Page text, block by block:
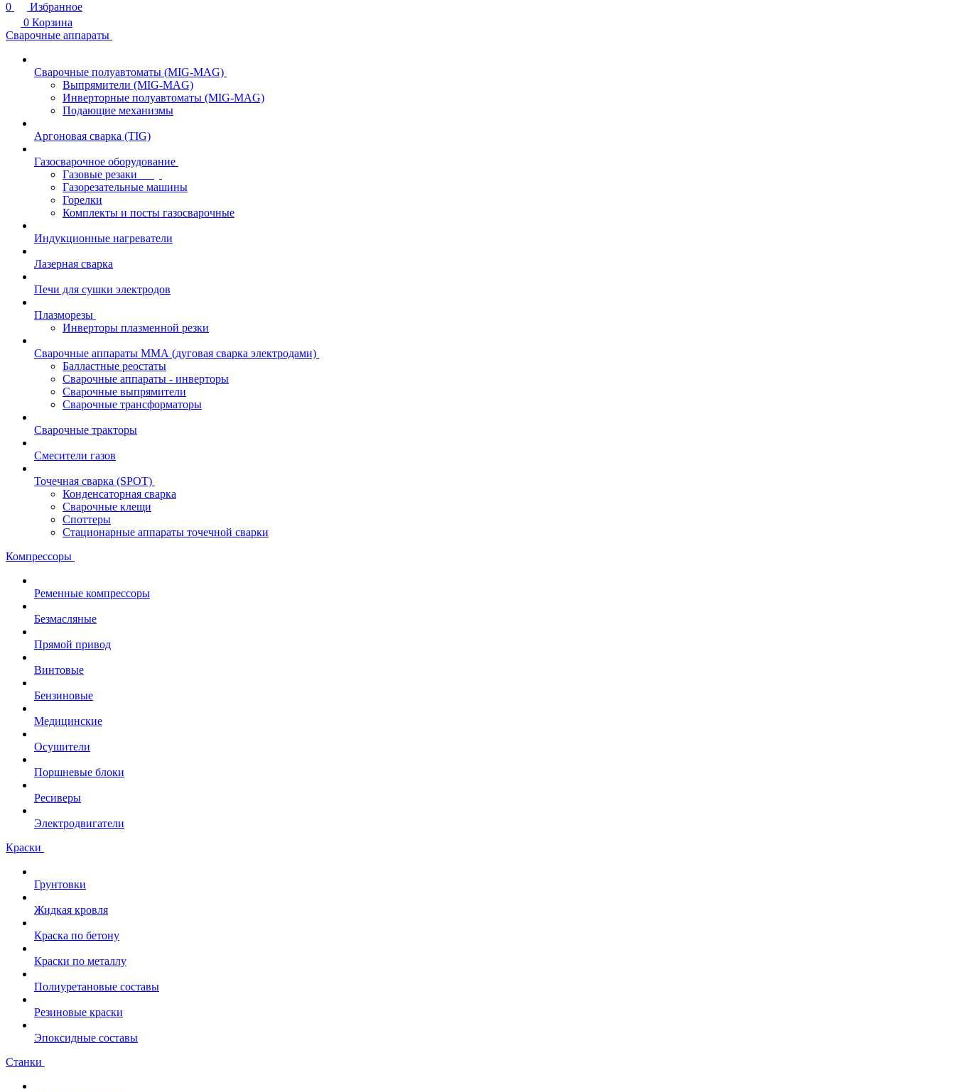
0
Избранное
0 Корзина
Сварочные аппараты
Сварочные полуавтоматы (MIG-MAG)
Выпрямители (MIG-MAG)
Инверторные полуавтоматы (MIG-MAG)
Подающие механизмы
Аргоновая сварка (TIG)
Газосварочное оборудование
Газовые резаки
Газорезательные машины
Горелки
Комплекты и посты газосварочные
Индукционные нагреватели
Лазерная сварка
Печи для сушки электродов
Плазморезы
Инверторы плазменной резки
Сварочные аппараты ММА (дуговая сварка электродами)
Балластные реостаты
Сварочные аппараты - инверторы
Сварочные выпрямители
Сварочные трансформаторы
Сварочные тракторы
Смесители газов
Точечная сварка (SPOT)
Конденсаторная сварка
Сварочные клещи
Споттеры
Стационарные аппараты точечной сварки
Компрессоры
Ременные компрессоры
Безмасляные
Прямой привод
Винтовые
Бензиновые
Медицинские
Осушители
Поршневые блоки
Ресиверы
Электродвигатели
Краски
Грунтовки
Жидкая кровля
Краска по бетону
Краски по металлу
Полиуретановые составы
Резиновые краски
Эпоксидные составы
Станки